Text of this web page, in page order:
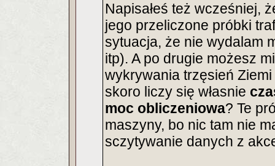
Napisałeś też wcześniej,
jego przeliczone próbki
sytuacja, że nie wydalam
itp). A po drugie możesz
wykrywania trzęsień
skoro liczy się własnie
moc obliczeniowa? Te
maszyny, bo nic tam nie
sczytywanie danych z